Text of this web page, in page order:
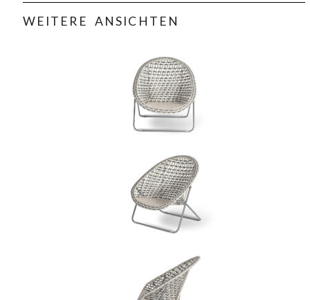
WEITERE ANSICHTEN